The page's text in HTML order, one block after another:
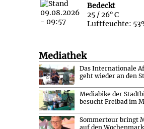
Bedeckt
25 / 26° C
Luftfeuchte:
Mediathek
Das Internationale
geht wieder an den
Mediabike der
besucht Freibad im
Sommertour bringt
auf den